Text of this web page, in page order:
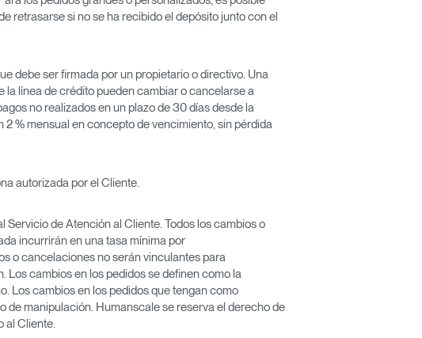
retrasarse si no se ha recibido el depósito junto con el
debe ser firmada por un propietario o directivo. Una
la línea de crédito pueden cambiar o cancelarse a
no realizados en un plazo de 30 días desde la
% mensual en concepto de vencimiento, sin pérdida
autorizada por el Cliente.
de Atención al Cliente. Todos los cambios o
incurrirán en una tasa mínima por
o cancelaciones no serán vinculantes para
cambios en los pedidos se definen como la
Los cambios en los pedidos que tengan como
de manipulación. Humanscale se reserva el derecho de
al Cliente.